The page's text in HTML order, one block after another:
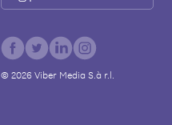
© 2026Viber Media S.à r.l.